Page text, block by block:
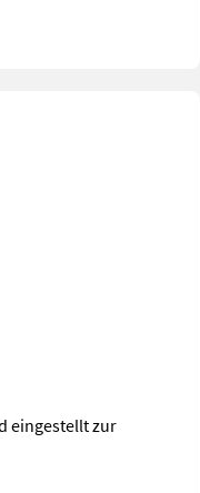
eingestellt zur